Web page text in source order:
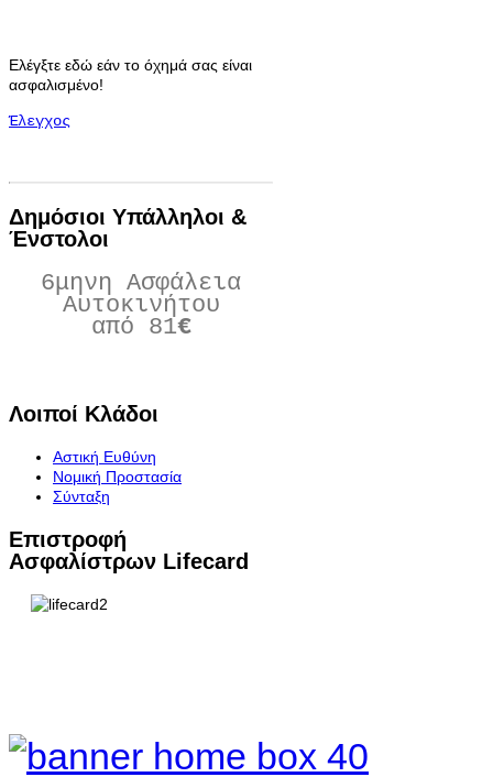
Ελέγξτε εδώ εάν το όχημά σας είναι
ασφαλισμένο!
Έλεγχος
Δημόσιοι Υπάλληλοι &
Ένστολοι
6μηνη Ασφάλεια
Αυτοκινήτου
από 81€
Λοιποί Κλάδοι
Αστική Ευθύνη
Νομική Προστασία
Σύνταξη
Επιστροφή
Ασφαλίστρων Lifecard